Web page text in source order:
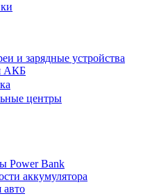
и зарядные устройства
АКБ
центры
Power Bank
аккумулятора
авто